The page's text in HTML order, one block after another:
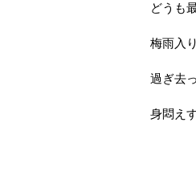
どうも最
梅雨入り
過ぎ去っ
身悶え